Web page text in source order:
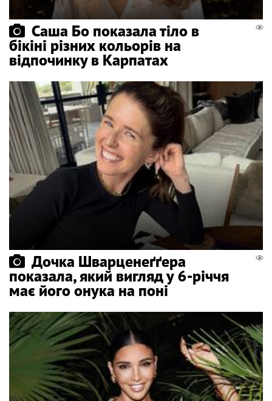
Саша Бо показала тіло в
бікіні різних кольорів на
відпочинку в Карпатах
Дочка Шварценеґґера
показала, який вигляд у 6-річчя
має його онука на поні